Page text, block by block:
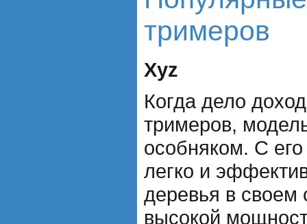
тримеров
Xyz
Когда дело
тримеров,
особняком. С
легко и
деревья в своем
высокой